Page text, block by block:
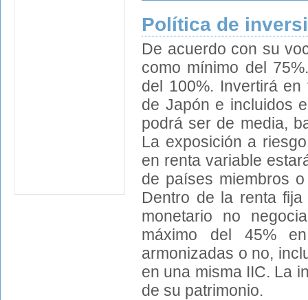
Política de
De acuerdo con su
como mínimo del
del 100%. Invertirá
de Japón e incluidos
podrá ser de media,
La exposición a
en renta variable
de países miembros
Dentro de la renta
monetario no
máximo del 45%
armonizadas o no,
en una misma IIC. La
de su patrimonio.